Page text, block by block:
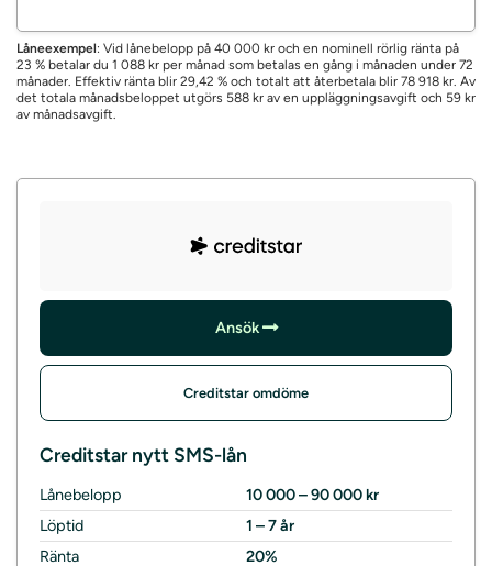
Låneexempel: Vid lånebelopp på 40 000 kr och en nominell rörlig ränta på
23 % betalar du 1 088 kr per månad som betalas en gång i månaden under 72
månader. Effektiv ränta blir 29,42 % och totalt att återbetala blir 78 918 kr. Av
det totala månadsbeloppet utgörs 588 kr av en uppläggningsavgift och 59 kr
av månadsavgift.
Ansök
Creditstar omdöme
Creditstar nytt SMS-lån
Lånebelopp
10 000 – 90 000 kr
Löptid
1 – 7 år
Ränta
20%